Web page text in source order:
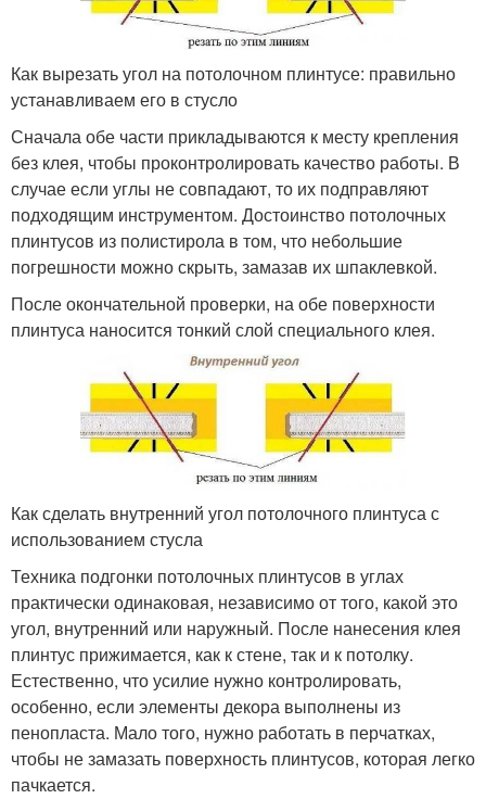
Как вырезать угол на потолочном плинтусе: правильно
устанавливаем его в стусло
Сначала обе части прикладываются к месту крепления
без клея, чтобы проконтролировать качество работы. В
случае если углы не совпадают, то их подправляют
подходящим инструментом. Достоинство потолочных
плинтусов из полистирола в том, что небольшие
погрешности можно скрыть, замазав их шпаклевкой.
После окончательной проверки, на обе поверхности
плинтуса наносится тонкий слой специального клея.
Как сделать внутренний угол потолочного плинтуса с
использованием стусла
Техника подгонки потолочных плинтусов в углах
практически одинаковая, независимо от того, какой это
угол, внутренний или наружный. После нанесения клея
плинтус прижимается, как к стене, так и к потолку.
Естественно, что усилие нужно контролировать,
особенно, если элементы декора выполнены из
пенопласта. Мало того, нужно работать в перчатках,
чтобы не замазать поверхность плинтусов, которая легко
пачкается.